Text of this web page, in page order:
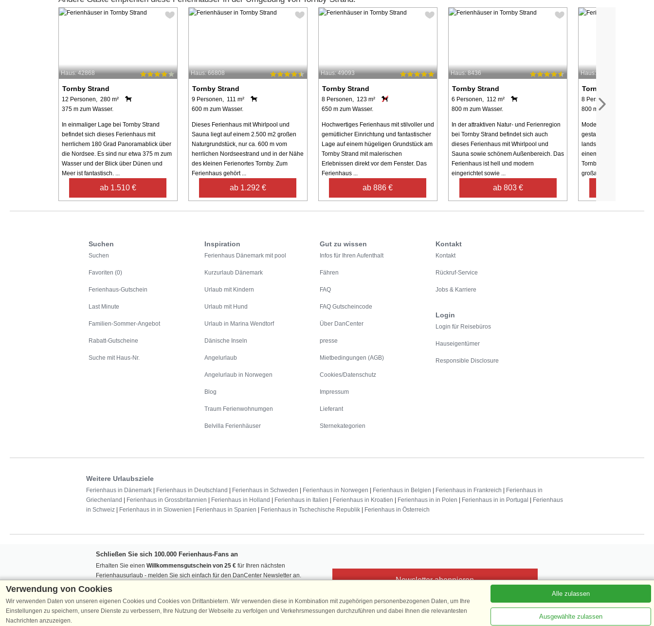
Haus: 42868
Tornby Strand
12 Personen, 280 m²
375 m zum Wasser.
In einmaliger Lage bei Tornby Strand
befindet sich dieses Ferienhaus mit
herrlichem 180 Grad Panoramablick über
die Nordsee. Es sind nur etwa 375 m zum
Wasser und der Blick über Dünen und
Meer ist fantastisch. ...
ab 1.510 €
Haus: 66808
Tornby Strand
9 Personen, 111 m²
600 m zum Wasser.
Dieses Ferienhaus mit Whirlpool und
Sauna liegt auf einem 2.500 m2 großen
Naturgrundstück, nur ca. 600 m vom
herrlichen Nordseestrand und in der Nähe
des kleinen Ferienortes Tornby. Zum
Ferienhaus gehört ...
ab 1.292 €
Haus: 49093
Tornby Strand
8 Personen, 123 m²
650 m zum Wasser.
Hochwertiges Ferienhaus mit stilvoller und
gemütlicher Einrichtung und fantastischer
Lage auf einem hügeligen Grundstück am
Tornby Strand mit malerischen
Erlebnissen direkt vor dem Fenster. Das
Ferienhaus ...
ab 886 €
Haus: 8436
Tornby Strand
6 Personen, 112 m²
800 m zum Wasser.
In der attraktiven Natur- und Ferienregion
bei Tornby Strand befindet sich auch
dieses Ferienhaus mit Whirlpool und
Sauna sowie schönem Außenbereich. Das
Ferienhaus ist hell und modern
eingerichtet sowie ...
ab 803 €
Haus: 38799
Tornby Strand
8 Personen, 120 m²
800 m zum Wasser.
Modernes, von
gestaltetes Ferienhaus in
landschaftlich reizvoller
einem ruhigen
Tornby Strand. Ringsum
großartige ...
Suchen
Suchen
Favoriten (0)
Ferienhaus-Gutschein
Last Minute
Familien-Sommer-Angebot
Rabatt-Gutscheine
Suche mit Haus-Nr.
Inspiration
Ferienhaus Dänemark mit pool
Kurzurlaub Dänemark
Urlaub mit Kindern
Urlaub mit Hund
Urlaub in Marina Wendtorf
Dänische Inseln
Angelurlaub
Angelurlaub in Norwegen
Blog
Traum Ferienwohnumgen
Belvilla Ferienhäuser
Gut zu wissen
Infos für Ihren Aufenthalt
Fähren
FAQ
FAQ Gutscheincode
Über DanCenter
presse
Mietbedingungen (AGB)
Cookies/Datenschutz
Impressum
Lieferant
Sternekategorien
Kontakt
Kontakt
Rückruf-Service
Jobs & Karriere
Login
Login für Reisebüros
Hauseigentümer
Responsible Disclosure
Weitere Urlaubsziele
Ferienhaus in Dänemark | Ferienhaus in Deutschland | Ferienhaus in Schweden | Ferienhaus in Norwegen | Ferienhaus in Belgien | Ferienhaus in Frankreich | Ferienhaus in
Griechenland | Ferienhaus in Grossbritannien | Ferienhaus in Holland | Ferienhaus in Italien | Ferienhaus in Kroatien | Ferienhaus in in Polen | Ferienhaus in in Portugal | Ferienhaus
in Schweiz | Ferienhaus in in Slowenien | Ferienhaus in Spanien | Ferienhaus in Tschechische Republik | Ferienhaus in Österreich
Schließen Sie sich 100.000 Ferienhaus-Fans an
Erhalten Sie einen Willkommensgutschein von 25 € für Ihren nächsten
Ferienhausurlaub - melden Sie sich einfach für den DanCenter Newsletter an.
Verpassen Sie nie wieder exklusive Angebote, Gewinnspiele und Urlaubstipps!
Newsletter abonnieren
Verwendung von Cookies
Wir verwenden Daten von unseren eigenen Cookies und Cookies von Drittanbietern. Wir verwenden diese in Kombination mit zugehörigen personenbezogenen Daten, um Ihre
Einstellungen zu speichern, unsere Dienste zu verbessern, Ihre Nutzung der Webseite zu verfolgen und Verkehrsmessungen durchzuführen und dabei Ihnen die relevantesten
Nachrichten anzuzeigen.
Alle zulassen
Ausgewählte zulassen